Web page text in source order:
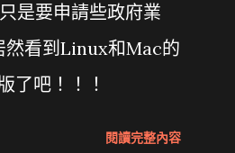
是要申請些政府業
然看到Linux和Mac的
了吧！！！
閱讀完整內容